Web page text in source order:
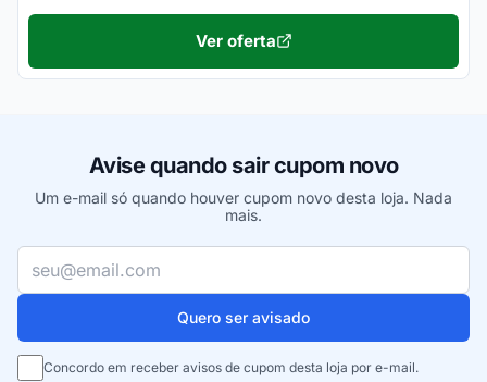
Ver oferta
Avise quando sair cupom novo
Um e-mail só quando houver cupom novo desta loja. Nada
mais.
Seu e-mail
Quero ser avisado
Concordo em receber avisos de cupom desta loja por e-mail.